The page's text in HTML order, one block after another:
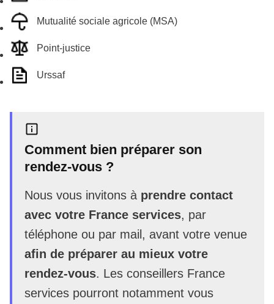
Mutualité sociale agricole (MSA)
Point-justice
Urssaf
Comment bien préparer son
rendez-vous ?
Nous vous invitons à prendre contact
avec votre France services, par
téléphone ou par mail, avant votre venue
afin de préparer au mieux votre
rendez-vous. Les conseillers France
services pourront notamment vous